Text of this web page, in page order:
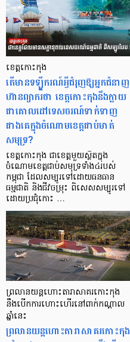
ខេត្តកោះកុង
តើមានទឡ្ហីករណ៍អ្វីជំរុញឱ្យអ្នកជំនាញ
ហ៊ានព្យាករថា ខេត្តកោះកុងនឹងក្លាយ
ជាគោលដៅទេសចរណ៍ទាក់ទាញ
ជាងគេក្នុងចំណោមខេត្តជាប់មាត់
សមុទ្រ?
ខេត្តកោះកុង ជាខេត្តមួយស្ថិតក្នុង
ចំណោមខេត្តជាប់សមុទ្រទាំង៤របស់
កម្ពុជា ដែលសម្បូរទៅដោយធនធាន
ធម្មជាតិ និងជីវចម្រុះ ពិសេសសម្បូរទៅ
ដោយប្រជុំកោះ …
ព្រលានយន្តហោះតារាសាគរកោះកុង
នឹងបើកការហោះហើរនៅពាក់កណ្ដាល
ឆ្នាំនេះ
ព្រលានយន្តហោះតារាសាគរកោះកុង